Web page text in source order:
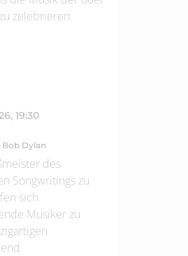
zelebrieren.
, 19:30
Dylan
des
Songwritings zu
sich
Musiker zu